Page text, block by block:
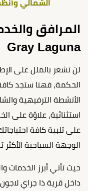
الشمالي
Gray Laguna
لن تشعر بالملل على
الحكمة، فهنا ستجد
الأنشطة الترفيهية
استثنائية، علاوًة على
على تلبية كافة
الوجهة السياحية الأكثر
حيث تأتي أبرز الخدمات
داخل قرية ذا جراي